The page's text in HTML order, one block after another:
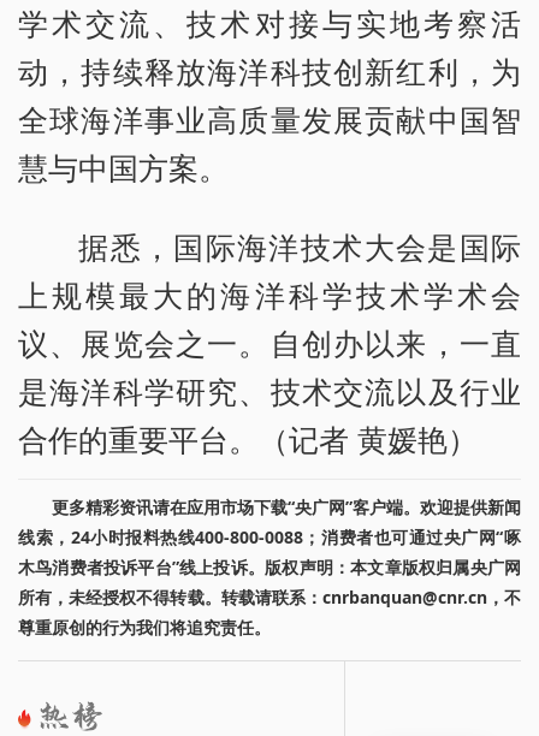
学术交流、技术对接与实地考察活
动，持续释放海洋科技创新红利，为
全球海洋事业高质量发展贡献中国智
慧与中国方案。
据悉，国际海洋技术大会是国际
上规模最大的海洋科学技术学术会
议、展览会之一。自创办以来，一直
是海洋科学研究、技术交流以及行业
合作的重要平台。（记者 黄媛艳）
更多精彩资讯请在应用市场下载“央广网”客户端。欢迎提供新闻
线索，24小时报料热线400-800-0088；消费者也可通过央广网“啄
木鸟消费者投诉平台”线上投诉。版权声明：本文章版权归属央广网
所有，未经授权不得转载。转载请联系：cnrbanquan@cnr.cn，不
尊重原创的行为我们将追究责任。